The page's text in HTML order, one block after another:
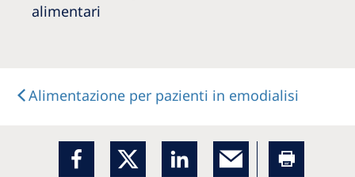
alimentari
Alimentazione per pazienti in emodialisi